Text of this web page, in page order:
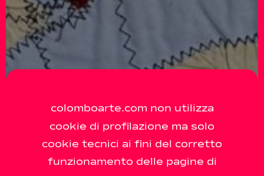
colomboarte.com non utilizza
cookie di profilazione ma solo
cookie tecnici ai fini del corretto
funzionamento delle pagine di